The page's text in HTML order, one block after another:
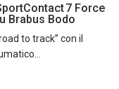
7 Force
Brabus Bodo
to track” con il